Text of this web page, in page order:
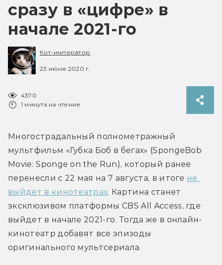
сразу в «цифре» в
начале 2021-го
Кот-император
23 июня 2020 г.
4370
1 минута на чтение
Многострадальный полнометражный
мультфильм «Губка Боб в бегах» (SpongeBob
Movie: Sponge on the Run), который ранее
перенесли с 22 мая на 7 августа, в итоге не
выйдет в кинотеатрах. Картина станет
эксклюзивом платформы CBS All Access, где
выйдет в начале 2021-го. Тогда же в онлайн-
кинотеатр добавят все эпизоды
оригинального мультсериала.